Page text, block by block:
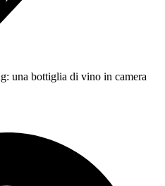
una bottiglia di vino in camera